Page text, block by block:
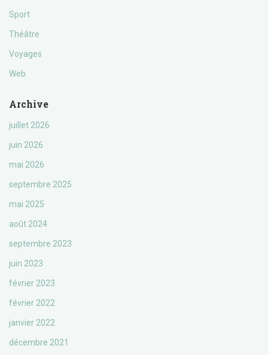
Sport
Théâtre
Voyages
Web
Archive
juillet 2026
juin 2026
mai 2026
septembre 2025
mai 2025
août 2024
septembre 2023
juin 2023
février 2023
février 2022
janvier 2022
décembre 2021